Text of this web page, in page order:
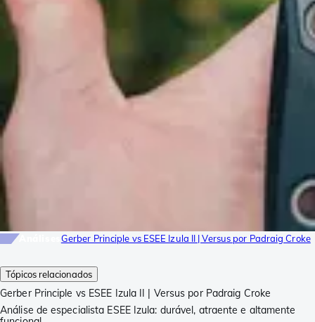
Tópicos relacionados
Gerber Principle vs ESEE Izula II | Versus por Padraig Croke
Análise de especialista ESEE Izula: durável, atraente e altamente
Gerber Principle vs ESEE Izula II | Versus por Padraig Croke